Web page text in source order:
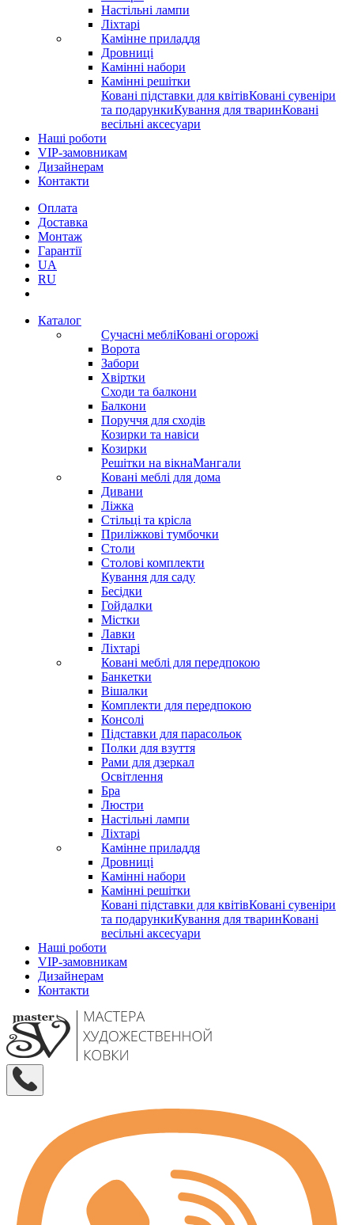
Настільні лампи
Ліхтарі
Камінне приладдя
Дровниці
Камінні набори
Камінні решітки
Ковані підставки для квітівКовані сувеніри
та подарункиКування для тваринКовані
весільні аксесуари
Наші роботи
VIP-замовникам
Дизайнерам
Контакти
Оплата
Доставка
Монтаж
Гарантії
UA
RU
Каталог
Сучасні мебліКовані огорожі
Ворота
Забори
Хвіртки
Сходи та балкони
Балкони
Поруччя для сходів
Козирки та навіси
Козирки
Решітки на вікнаМангали
Ковані меблі для дома
Дивани
Ліжка
Стільці та крісла
Приліжкові тумбочки
Столи
Столові комплекти
Кування для саду
Бесідки
Гойдалки
Містки
Лавки
Ліхтарі
Ковані меблі для передпокою
Банкетки
Вішалки
Комплекти для передпокою
Консолі
Підставки для парасольок
Полки для взуття
Рами для дзеркал
Освітлення
Бра
Люстри
Настільні лампи
Ліхтарі
Камінне приладдя
Дровниці
Камінні набори
Камінні решітки
Ковані підставки для квітівКовані сувеніри
та подарункиКування для тваринКовані
весільні аксесуари
Наші роботи
VIP-замовникам
Дизайнерам
Контакти